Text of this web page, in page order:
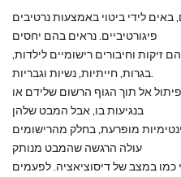
לידי ביטוי באמצעות נרטיבים
פיגורטיביים. נראים בהם יחסים
זיקות וחיבורים רישומיים לילדות,
בגרות, חייתיות, נשיות וגבריות.
אל תוך הגוף הרשום שלידם או
בנגיעות בו, אבל המבט שלהן
מופרעת, בחלק מהרישומים
עולה הרגשה שהמבט מנותק
במצב של דיסוציאציה. לפעמים